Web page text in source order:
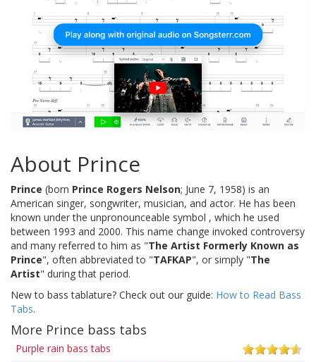
About Prince
Prince (born Prince Rogers Nelson; June 7, 1958) is an
American singer, songwriter, musician, and actor. He has been
known under the unpronounceable symbol , which he used
between 1993 and 2000. This name change invoked controversy
and many referred to him as "The Artist Formerly Known as
Prince", often abbreviated to "TAFKAP", or simply "The
Artist" during that period.
New to bass tablature? Check out our guide: How to Read Bass
Tabs.
More Prince bass tabs
Purple rain bass tabs